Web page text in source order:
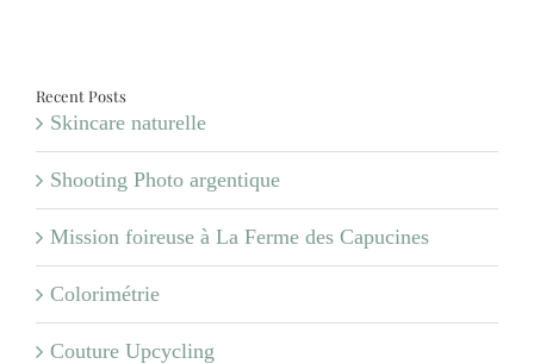
Recent Posts
Skincare naturelle
Shooting Photo argentique
Mission foireuse à La Ferme des Capucines
Colorimétrie
Couture Upcycling